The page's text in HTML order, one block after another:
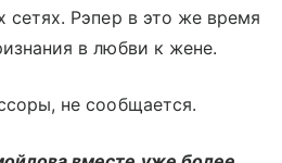
сетях. Рэпер в это же время
в любви к жене.
не сообщается.